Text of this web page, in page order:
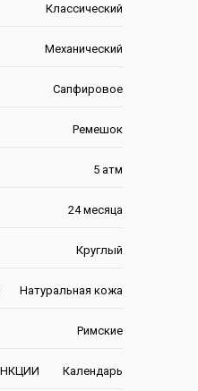
Классический
Механический
Сапфировое
Ремешок
5 атм
24 месяца
Круглый
Натуральная кожа
Римские
Календарь